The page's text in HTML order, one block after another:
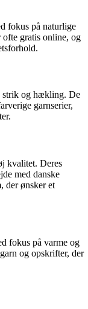
fokus på naturlige
ofte gratis online, og
strik og hækling. De
garnserier,
kvalitet. Deres
med danske
der ønsker et
fokus på varme og
og opskrifter, der